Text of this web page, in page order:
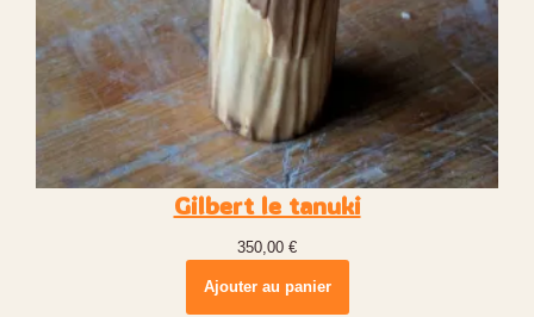
Gilbert le tanuki
350,00 €
Ajouter au panier